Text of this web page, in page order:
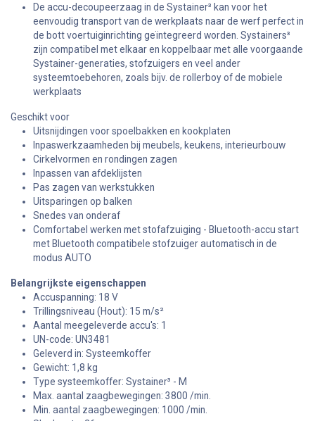
De accu-decoupeerzaag in de Systainer³ kan voor het
eenvoudig transport van de werkplaats naar de werf perfect in
de bott voertuiginrichting geïntegreerd worden. Systainers³
zijn compatibel met elkaar en koppelbaar met alle voorgaande
Systainer-generaties, stofzuigers en veel ander
systeemtoebehoren, zoals bijv. de rollerboy of de mobiele
werkplaats
Geschikt voor
Uitsnijdingen voor spoelbakken en kookplaten
Inpaswerkzaamheden bij meubels, keukens, interieurbouw
Cirkelvormen en rondingen zagen
Inpassen van afdeklijsten
Pas zagen van werkstukken
Uitsparingen op balken
Snedes van onderaf
Comfortabel werken met stofafzuiging - Bluetooth-accu start
met Bluetooth compatibele stofzuiger automatisch in de
modus AUTO
Belangrijkste eigenschappen
Accuspanning: 18 V
Trillingsniveau (Hout): 15 m/s²
Aantal meegeleverde accu's: 1
UN-code: UN3481
Geleverd in: Systeemkoffer
Gewicht: 1,8 kg
Type systeemkoffer: Systainer³ - M
Max. aantal zaagbewegingen: 3800 /min.
Min. aantal zaagbewegingen: 1000 /min.